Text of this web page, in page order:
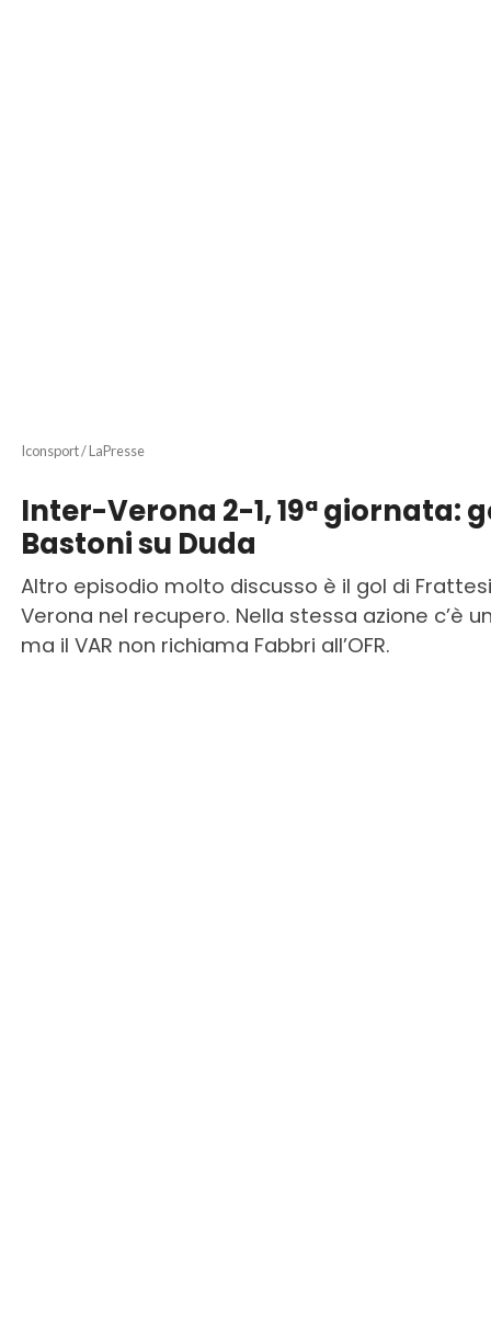
Iconsport / LaPresse
Inter-Verona 2-1, 19ª giornata:
Bastoni su Duda
Altro episodio molto discusso è il gol di
Verona nel recupero. Nella stessa azione c’è
ma il VAR non richiama Fabbri all’OFR.